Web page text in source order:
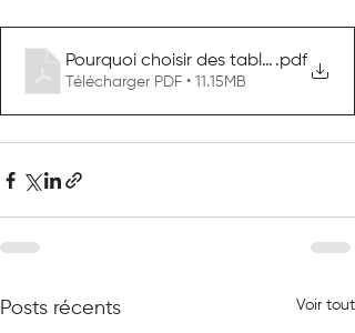
Pourquoi choisir des tables duo et
.pdf
Télécharger PDF • 11.15MB
Posts récents Voir tout